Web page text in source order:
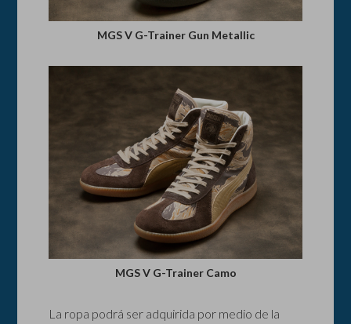
MGS V G-Trainer Gun Metallic
MGS V G-Trainer Camo
La ropa podrá ser adquirida por medio de la